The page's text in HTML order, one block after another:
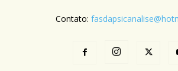
Contato: